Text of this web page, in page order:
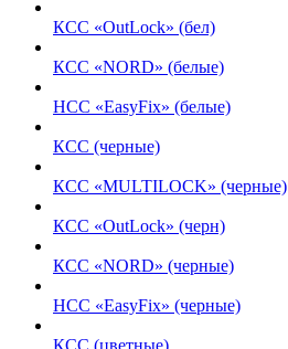
КСС «OutLock» (бел)
КСС «NORD» (белые)
НСС «EasyFix» (белые)
КСС (черные)
КСС «MULTILOCK» (черные)
КСС «OutLock» (черн)
КСС «NORD» (черные)
НСС «EasyFix» (черные)